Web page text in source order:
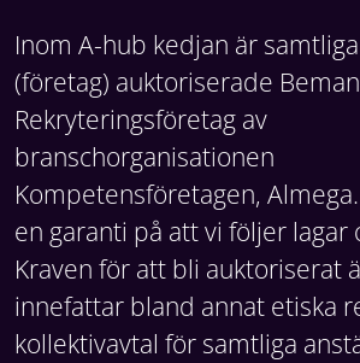
Inom A-hub kedjan är
(företag) auktoriserade
Rekryteringsföretag av
branschorganisationen
Kompetensföretagen,
en garanti på att vi följer lagar
Kraven för att bli auktoriserat
innefattar bland annat etiska
kollektivavtal för samtliga